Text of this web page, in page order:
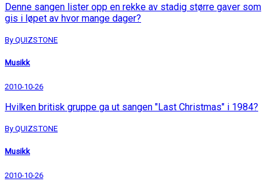
Denne sangen lister opp en rekke av stadig større gaver som
gis i løpet av hvor mange dager?
By QUIZSTONE
Musikk
2010-10-26
Hvilken britisk gruppe ga ut sangen "Last Christmas" i 1984?
By QUIZSTONE
Musikk
2010-10-26